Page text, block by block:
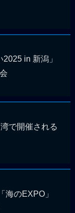
in 新潟」
で開催される
海のEXPO」